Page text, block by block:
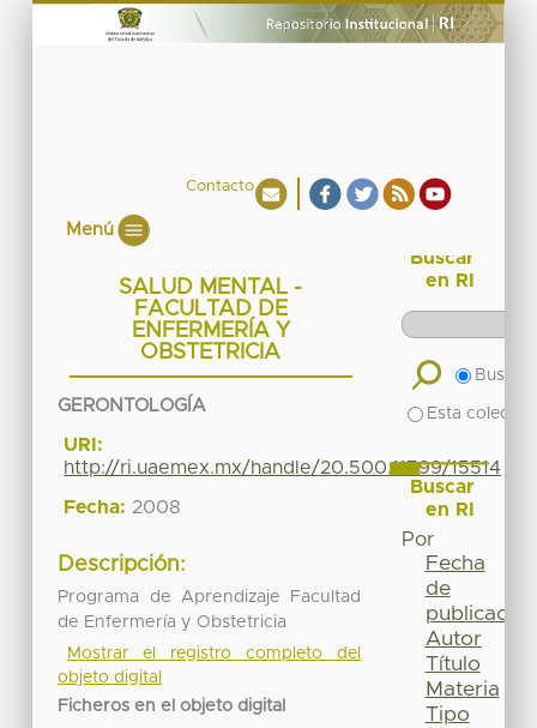
Contacto
Menú
SALUD MENTAL -
FACULTAD DE
ENFERMERÍA Y
OBSTETRICIA
GERONTOLOGÍA
URI:
http://ri.uaemex.mx/handle/20.500.11799/15514
Fecha: 2008
Descripción:
Programa de Aprendizaje Facultad
de Enfermería y Obstetricia
Mostrar el registro completo del
objeto digital
Ficheros en el objeto digital
Buscar
en RI
Buscar
Esta
Buscar
en RI
Por
Fecha
de
publicación
Autor
Título
Materia
Tipo